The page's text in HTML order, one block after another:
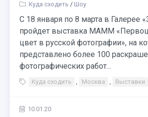
Куда сходить / Шоу
С 18 января по 8 марта в Галерее
пройдет выставка МАММ
цвет в русской фотографии», на
представлено более 100
фотографических работ...
Куда сходить , Москва , Выставки
10.01.20